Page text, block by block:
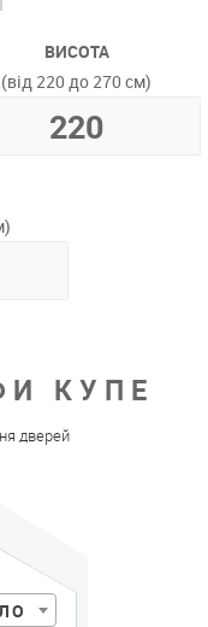
ВИСОТА
(від 220 до 270 см)
КУПЕ
дверей